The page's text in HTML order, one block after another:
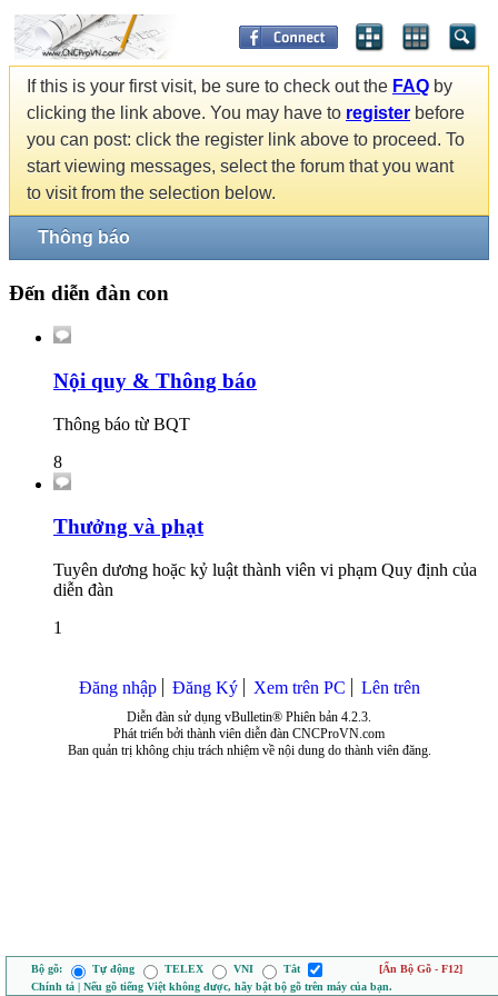
If this is your first visit, be sure to check out the FAQ by
clicking the link above. You may have to register before
you can post: click the register link above to proceed. To
start viewing messages, select the forum that you want
to visit from the selection below.
Thông báo
Đến diễn đàn con
Nội quy & Thông báo
Thông báo từ BQT
8
Thưởng và phạt
Tuyên dương hoặc kỷ luật thành viên vi phạm Quy định của
diễn đàn
1
Đăng nhập Đăng Ký Xem trên PC Lên trên
Diễn đàn sử dụng vBulletin® Phiên bản 4.2.3.
Phát triển bởi thành viên diễn đàn CNCProVN.com
Ban quản trị không chịu trách nhiệm về nội dung do thành viên đăng.
Bộ gõ: Tự động TELEX VNI Tắt
[Ẩn Bộ Gõ - F12]
Chính tả | Nếu gõ tiếng Việt không được, hãy bật bộ gõ trên máy của bạn.